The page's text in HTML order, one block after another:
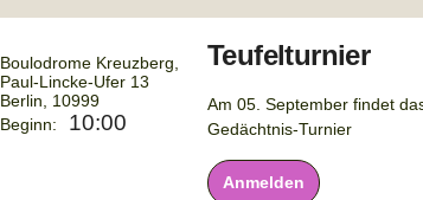
Boulodrome Kreuzberg,
Paul-Lincke-Ufer 13
Berlin
10999
Beginn:
10:00
Teufelturnier
Am 05. September findet
Gedächtnis-Turnier
Anmelden